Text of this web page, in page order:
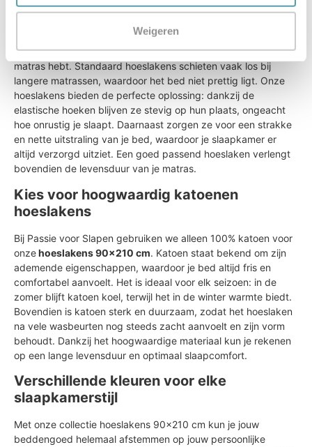
Weigeren
Waarom een hoeslaken 90x210 cm?
Een hoeslaken 90x210 cm is onmisbaar als je een extra lang
matras hebt. Standaard hoeslakens schieten vaak los bij
langere matrassen, waardoor het bed niet prettig ligt. Onze
hoeslakens bieden de perfecte oplossing: dankzij de
elastische hoeken blijven ze stevig op hun plaats, ongeacht
hoe onrustig je slaapt. Daarnaast zorgen ze voor een strakke
en nette uitstraling van je bed, waardoor je slaapkamer er
altijd verzorgd uitziet. Een goed passend hoeslaken verlengt
bovendien de levensduur van je matras.
Kies voor hoogwaardig katoenen
hoeslakens
Bij Passie voor Slapen gebruiken we alleen 100% katoen voor
onzehoeslakens 90x210 cm. Katoen staat bekend om zijn
ademende eigenschappen, waardoor je bed altijd fris en
comfortabel aanvoelt. Het is ideaal voor elk seizoen: in de
zomer blijft katoen koel, terwijl het in de winter warmte biedt.
Bovendien is katoen sterk en duurzaam, zodat het hoeslaken
na vele wasbeurten nog steeds zacht aanvoelt en zijn vorm
behoudt. Dankzij het hoogwaardige materiaal kun je rekenen
op een lange levensduur en optimaal slaapcomfort.
Verschillende kleuren voor elke
slaapkamerstijl
Met onze collectie hoeslakens 90x210 cm kun je jouw
beddengoed helemaal afstemmen op jouw persoonlijke